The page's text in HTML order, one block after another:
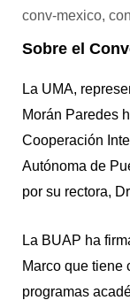
conv-mexico,
Sobre el
La UMA,
Morán Paredes
Cooperación
Autónoma de
por su rectora,
La BUAP ha
Marco que tiene
programas